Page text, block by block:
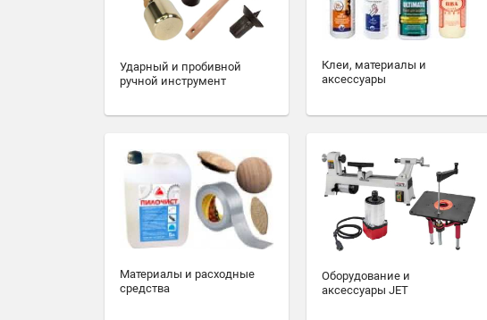
Ударный и пробивной
ручной инструмент
Клеи, материалы и
аксессуары
Материалы и расходные
средства
Оборудование и
аксессуары JET